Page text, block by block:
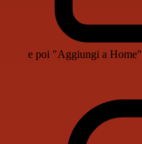
e poi "Aggiungi a Home"